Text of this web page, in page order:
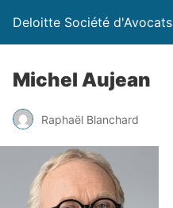
Deloitte Société d'Avocats
Michel Aujean
Raphaël Blanchard